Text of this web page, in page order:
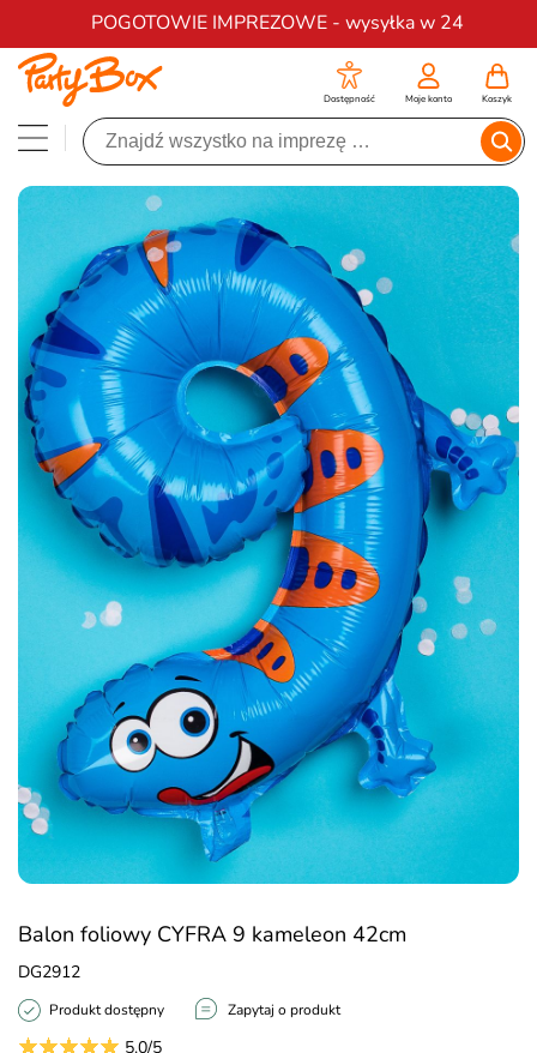
POGOTOWIE IMPREZOWE - wysyłka w 24
Darmowa dostawa na zamówienia od 200 zł
Dostępność Moje konto Koszyk
Balon foliowy CYFRA 9 kameleon 42cm
DG2912
Produkt dostępny Zapytaj o produkt
5.0/5